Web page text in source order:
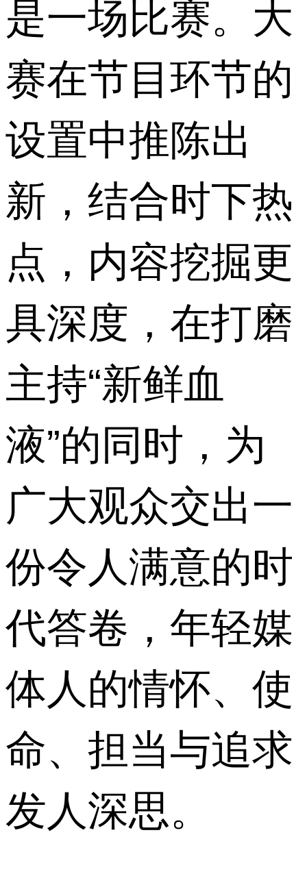
是一场比赛。大
赛在节目环节的
设置中推陈出
新，结合时下热
点，内容挖掘更
具深度，在打磨
主持“新鲜血
液”的同时，为
广大观众交出一
份令人满意的时
代答卷，年轻媒
体人的情怀、使
命、担当与追求
发人深思。